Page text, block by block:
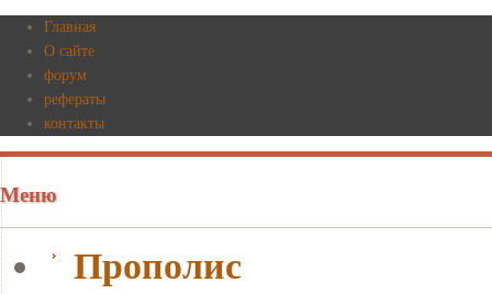
Главная
О сайте
форум
рефераты
контакты
Меню
Прополис